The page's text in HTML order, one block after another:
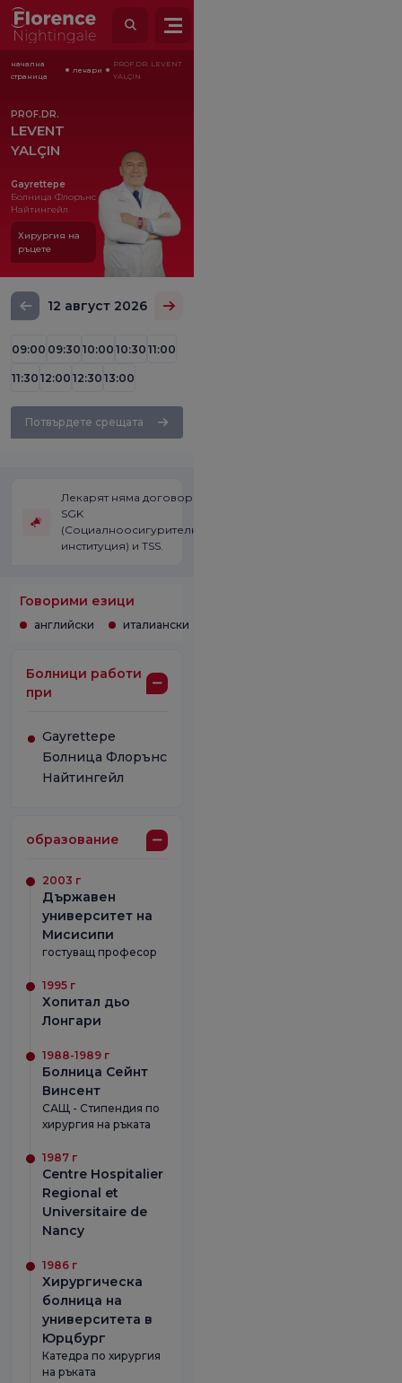
начална
страница
лекари
PROF.DR. LEVENT
YALÇIN
PROF.DR.
LEVENT
YALÇIN
Gayrettepe
Болница Флорънс
Найтингейл
Хирургия на
ръцете
12 август 2026
09:00 09:30 10:00 10:30 11:00
11:30 12:00 12:30 13:00
Потвърдете срещата
Лекарят няма договор със
SGK
(Социалноосигурителната
институция) и TSS.
Говорими езици
английски италиански
Болници работи
при
Gayrettepe
Болница Флорънс
Найтингейл
образование
2003 г
Държавен
университет на
Мисисипи
гостуващ професор
1995 г
Хопитал дьо
Лонгари
1988-1989 г
Болница Сейнт
Винсент
САЩ - Стипендия по
хирургия на ръката
1987 г
Centre Hospitalier
Regional et
Universitaire de
Nancy
1986 г
Хирургическа
болница на
университета в
Юрцбург
Катедра по хирургия
на ръката